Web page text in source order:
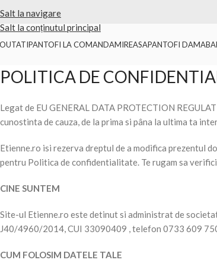
Salt la navigare
Salt la conținutul principal
Pantofi la comanda, lucrati manual in Bucuresti
PANTOFI LA COMANDAMIREASAPANTOFI DAMA
POLITICA DE
Legat de EU GENERAL DATA PROTECTION
cunostinta de cauza, de la prima si pâna la ultima ta
Etienne.ro isi rezerva dreptul de a modifica prezentul
pentru Politica de confidentialitate. Te rugam sa
CINE SUNTEM
Site-ul Etienne.ro este detinut si administrat de
J40/4960/2014, CUI 33090409 , telefon 0733 609
CUM FOLOSIM DATELE TALE